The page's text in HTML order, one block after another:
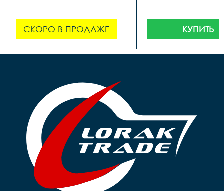
СКОРО В ПРОДАЖЕ КУПИТЬ